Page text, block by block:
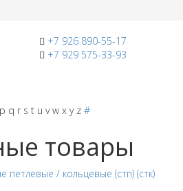
+7 926 890-55-17
+7 929 575-33-93
p q r s t u v w x y z #
товары